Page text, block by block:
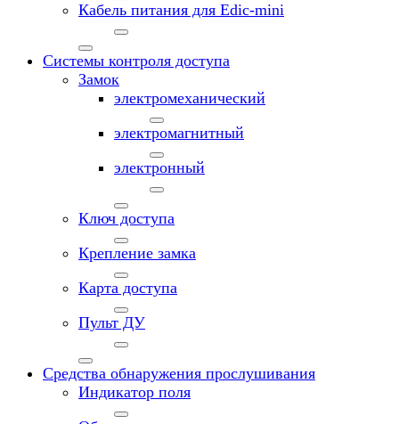
Кабель питания для Edic-mini
Системы контроля доступа
Замок
электромеханический
электромагнитный
электронный
Ключ доступа
Крепление замка
Карта доступа
Пульт ДУ
Средства обнаружения прослушивания
Индикатор поля